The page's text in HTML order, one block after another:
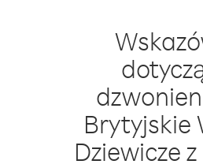
Brytyjskie
Dziewicze